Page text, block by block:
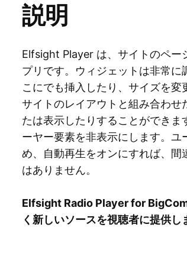
説明
Elfsight Player は、サイトのペー
プリです。ウィジェットは非常
こにでも挿入したり、サイズを
サイトのレイアウトと組み合わせ
たは表示したりすることができ
ーヤー要素を非表示にします。
め、自動再生をオンにすれば、間
はありません。
Elfsight Radio Player for
く新しいソースを視聴者に提供し